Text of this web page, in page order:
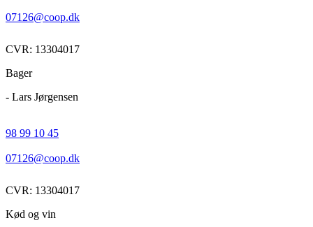
07126@coop.dk
CVR: 13304017
Bager
- Lars Jørgensen
98 99 10 45
07126@coop.dk
CVR: 13304017
Kød og vin